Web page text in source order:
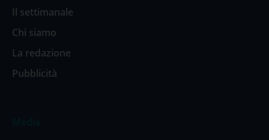
Il settimanale
Chi siamo
La redazione
Pubblicità